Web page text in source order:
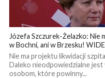
Józefa Szczurek-Żelazko: Nie
w Bochni, ani w Brzesku!
Nie ma projektu likwidacji
Daleko nieodpowiedzialne jest
osobom, które powinny...